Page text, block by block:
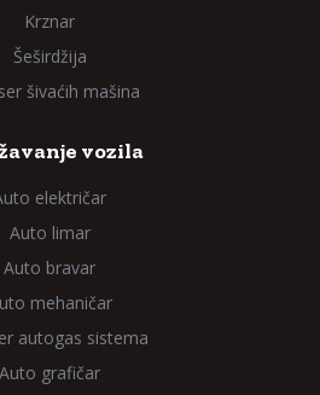
Krznar
Šeširdžija
šivaćih mašina
vozila
električar
Auto limar
Auto bravar
mehaničar
autogas sistema
Auto grafičar